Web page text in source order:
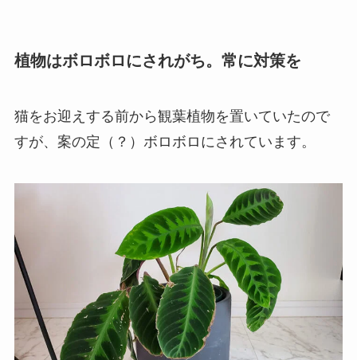
植物はボロボロにされがち。常に対策を
猫をお迎えする前から観葉植物を置いていたので
すが、案の定（？）ボロボロにされています。